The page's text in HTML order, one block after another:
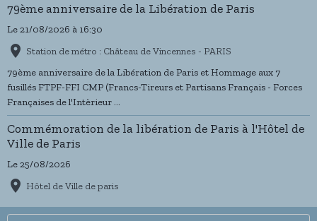
79ème anniversaire de la Libération de Paris
Le 21/08/2026 à 16:30
Station de métro : Château de Vincennes - PARIS
79ème anniversaire de la Libération de Paris et Hommage aux 7
fusillés FTPF-FFI CMP (Francs-Tireurs et Partisans Français - Forces
Françaises de l'Intèrieur ...
Commémoration de la libération de Paris à l'Hôtel de
Ville de Paris
Le 25/08/2026
Hôtel de Ville de paris